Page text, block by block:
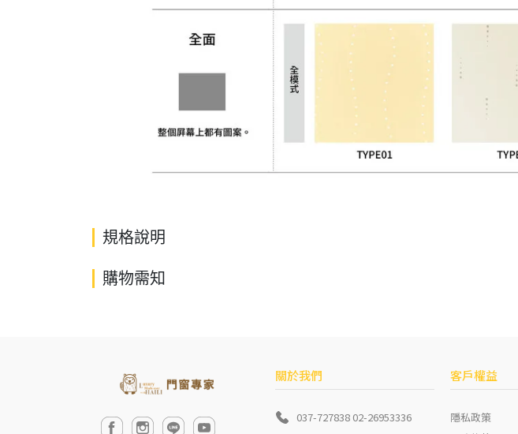
規格說明
購物需知
關於我們
037-727838 02-26953336
客戶權益
隱私政策